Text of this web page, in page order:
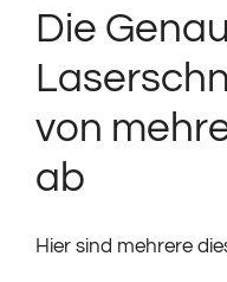
Die
von
ab
Hier sind mehrere